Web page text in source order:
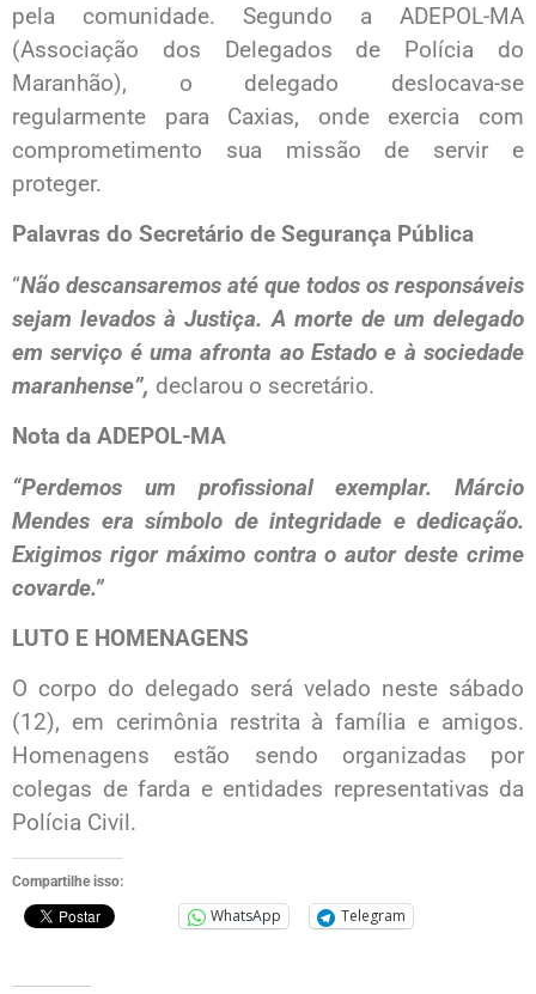
pela comunidade. Segundo a ADEPOL-MA
(Associação dos Delegados de Polícia do
Maranhão), o delegado deslocava-se
regularmente para Caxias, onde exercia com
comprometimento sua missão de servir e
proteger.
Palavras do Secretário de Segurança Pública
“Não descansaremos até que todos os responsáveis
sejam levados à Justiça. A morte de um delegado
em serviço é uma afronta ao Estado e à sociedade
maranhense”, declarou o secretário.
Nota da ADEPOL-MA
“Perdemos um profissional exemplar. Márcio
Mendes era símbolo de integridade e dedicação.
Exigimos rigor máximo contra o autor deste crime
covarde.”
LUTO E HOMENAGENS
O corpo do delegado será velado neste sábado
(12), em cerimônia restrita à família e amigos.
Homenagens estão sendo organizadas por
colegas de farda e entidades representativas da
Polícia Civil.
Compartilhe isso:
WhatsApp Telegram